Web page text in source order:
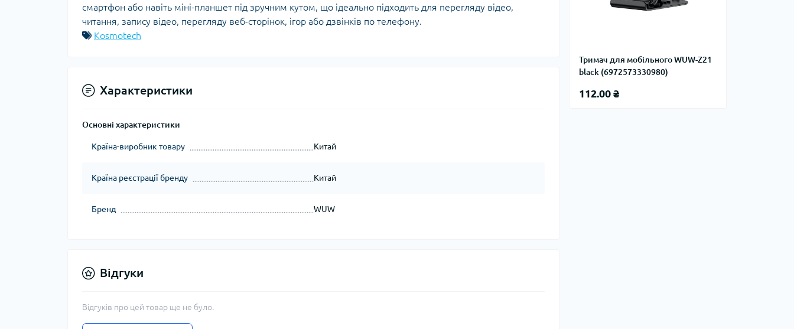
Тримач для мобільного WUW-Z21
black (6972573330980)
112.00 ₴
смартфон або навіть міні-планшет під зручним кутом, що ідеально підходить для перегляду відео,
читання, запису відео, перегляду веб-сторінок, ігор або дзвінків по телефону.
Kosmotech
Характеристики
Основні характеристики
Країна-виробник товару Китай
Країна реєстрації бренду Китай
Бренд WUW
Відгуки
Відгуків про цей товар ще не було.